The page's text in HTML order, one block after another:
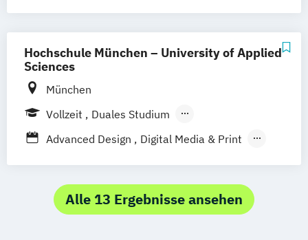
Transformation Design
Hochschule München – University of Applied
Sciences
München
Vollzeit
Duales Studium
Berufsbegleitendes Präsenzstudium
Advanced Design
Digital Media & Print
Technologie und Management
Technische Redaktion und Kommunikation
Alle 13 Ergebnisse ansehen